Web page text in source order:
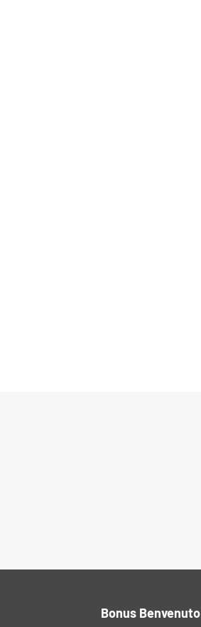
Bonus Benvenuto